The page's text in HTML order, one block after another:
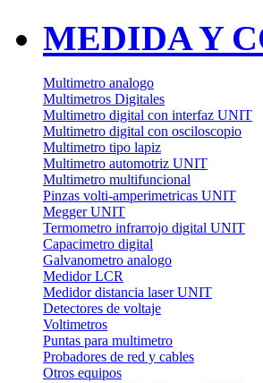
MEDIDA Y
Multimetro analogo
Multimetros Digitales
Multimetro digital con interfaz UNIT
Multimetro digital con osciloscopio
Multimetro tipo lapiz
Multimetro automotriz UNIT
Multimetro multifuncional
Pinzas volti-amperimetricas UNIT
Megger UNIT
Termometro infrarrojo digital UNIT
Capacimetro digital
Galvanometro analogo
Medidor LCR
Medidor distancia laser UNIT
Detectores de voltaje
Voltimetros
Puntas para multimetro
Probadores de red y cables
Otros equipos